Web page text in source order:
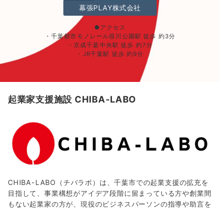
幕張PLAY株式会社
●アクセス
・千葉都市モノレール葭川公園駅 徒歩 約3分
・京成千葉中央駅 徒歩 約7分
・JR千葉駅 徒歩 約9分
起業家支援施設 CHIBA-LABO
CHIBA-LABO（チバラボ）は、千葉市での起業支援の拡充を
目指して、事業構想がアイデア段階に留まっている方や創業間
もない起業家の方が、現役のビジネスパーソンの指導や助言を